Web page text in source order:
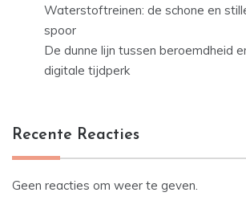
Waterstoftreinen: de schone en
spoor
De dunne lijn tussen beroemdheid
digitale tijdperk
Recente Reacties
Geen reacties om weer te geven.